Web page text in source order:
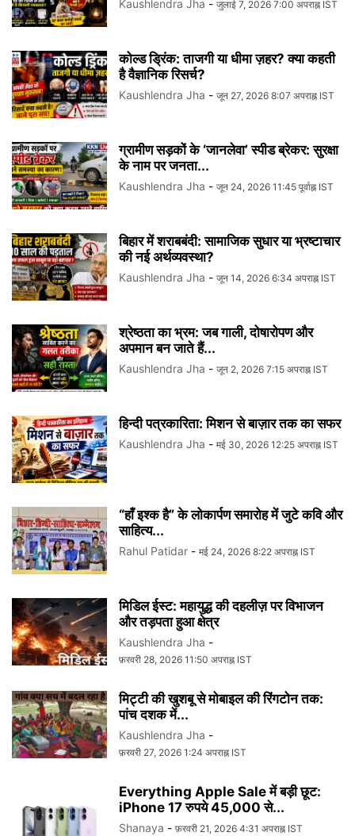
Kaushlendra Jha - जुलाई 7, 2026 7:00 अपराह्न IST
कोल्ड ड्रिंक: ताजगी या धीमा ज़हर? क्या कहती
है वैज्ञानिक रिसर्च?
Kaushlendra Jha - जून 27, 2026 8:07 अपराह्न IST
ग्रामीण सड़कों के ‘जानलेवा’ स्पीड ब्रेकर: सुरक्षा
के नाम पर जनता...
Kaushlendra Jha - जून 24, 2026 11:45 पूर्वाह्न IST
बिहार में शराबबंदी: सामाजिक सुधार या भ्रष्टाचार
की नई अर्थव्यवस्था?
Kaushlendra Jha - जून 14, 2026 6:34 अपराह्न IST
श्रेष्ठता का भ्रम: जब गाली, दोषारोपण और
अपमान बन जाते हैं...
Kaushlendra Jha - जून 2, 2026 7:15 अपराह्न IST
हिन्दी पत्रकारिता: मिशन से बाज़ार तक का सफर
Kaushlendra Jha - मई 30, 2026 12:25 अपराह्न IST
“हाँ इश्क है” के लोकार्पण समारोह में जुटे कवि और
साहित्य...
Rahul Patidar - मई 24, 2026 8:22 अपराह्न IST
मिडिल ईस्ट: महायुद्ध की दहलीज़ पर विभाजन
और तड़पता हुआ क्षेत्र
Kaushlendra Jha -
फ़रवरी 28, 2026 11:50 अपराह्न IST
मिट्टी की खुशबू से मोबाइल की रिंगटोन तक:
पांच दशक में...
Kaushlendra Jha -
फ़रवरी 27, 2026 1:24 अपराह्न IST
Everything Apple Sale में बड़ी छूट:
iPhone 17 रुपये 45,000 से...
Shanaya - फ़रवरी 21, 2026 4:31 अपराह्न IST